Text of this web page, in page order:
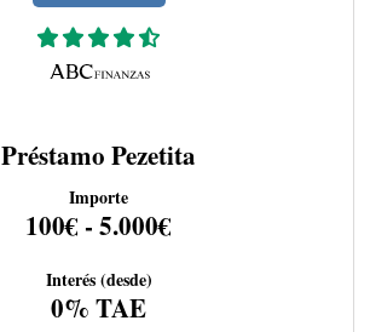
Préstamo Pezetita
Importe
100€ - 5.000€
Interés (desde)
0% TAE